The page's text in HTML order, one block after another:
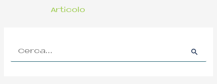
Articolo